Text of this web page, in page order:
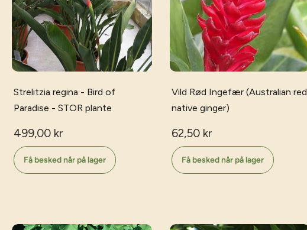
Strelitzia regina - Bird of
Paradise - STOR plante
499,00 kr
Få besked når på lager
Vild Rød Ingefær (Australian red
native ginger)
62,50 kr
Få besked når på lager